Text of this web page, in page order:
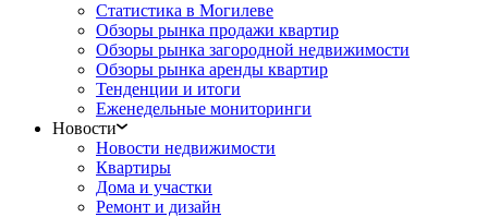
Статистика в Могилеве
Обзоры рынка продажи квартир
Обзоры рынка загородной недвижимости
Обзоры рынка аренды квартир
Тенденции и итоги
Еженедельные мониторинги
Новости
Новости недвижимости
Квартиры
Дома и участки
Ремонт и дизайн